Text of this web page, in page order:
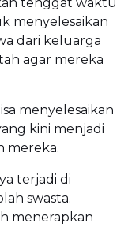
menyelesaikan
dari keluarga
agar mereka
menyelesaikan
kini menjadi
mereka.
terjadi di
swasta.
menerapkan